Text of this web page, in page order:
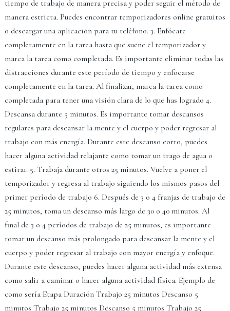
tiempo de trabajo de manera precisa y poder seguir el método de
manera estricta. Puedes encontrar temporizadores online gratuitos
o descargar una aplicación para tu teléfono. 3. Enfócate
completamente en la tarea hasta que suene el temporizador y
marca la tarea como completada. Es importante eliminar todas las
distracciones durante este período de tiempo y enfocarse
completamente en la tarea. Al finalizar, marca la tarea como
completada para tener una visión clara de lo que has logrado 4.
Descansa durante 5 minutos. Es importante tomar descansos
regulares para descansar la mente y el cuerpo y poder regresar al
trabajo con más energía. Durante este descanso corto, puedes
hacer alguna actividad relajante como tomar un trago de agua o
estirar. 5. Trabaja durante otros 25 minutos. Vuelve a poner el
temporizador y regresa al trabajo siguiendo los mismos pasos del
primer período de trabajo 6. Después de 3 o 4 franjas de trabajo de
25 minutos, toma un descanso más largo de 30 o 40 minutos. Al
final de 3 o 4 períodos de trabajo de 25 minutos, es importante
tomar un descanso más prolongado para descansar la mente y el
cuerpo y poder regresar al trabajo con mayor energía y enfoque.
Durante este descanso, puedes hacer alguna actividad más extensa
como salir a caminar o hacer alguna actividad física. Ejemplo de
como sería Etapa Duración Trabajo 25 minutos Descanso 5
minutos Trabajo 25 minutos Descanso 5 minutos Trabajo 25